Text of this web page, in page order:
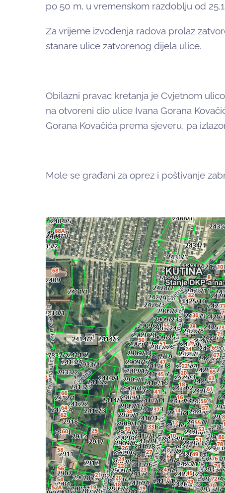
po 50 m, u vremenskom razdoblju od
Za vrijeme izvođenja radova prolaz
stanare ulice zatvorenog dijela ulice.
Obilazni pravac kretanja je Cvjetnom
na otvoreni dio ulice Ivana Gorana
Gorana Kovačića prema sjeveru, pa
Mole se građani za oprez i poštivanje